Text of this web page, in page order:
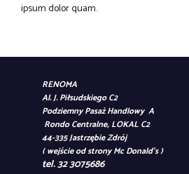
ipsum dolor quam.
RENOMA
Al. J. Piłsudskiego C2
Podziemny Pasaż Handlowy A
Rondo Centralne, LOKAL C2
44-335 Jastrzębie Zdrój
( wejście od strony Mc Donald's )
tel. 32 3075686